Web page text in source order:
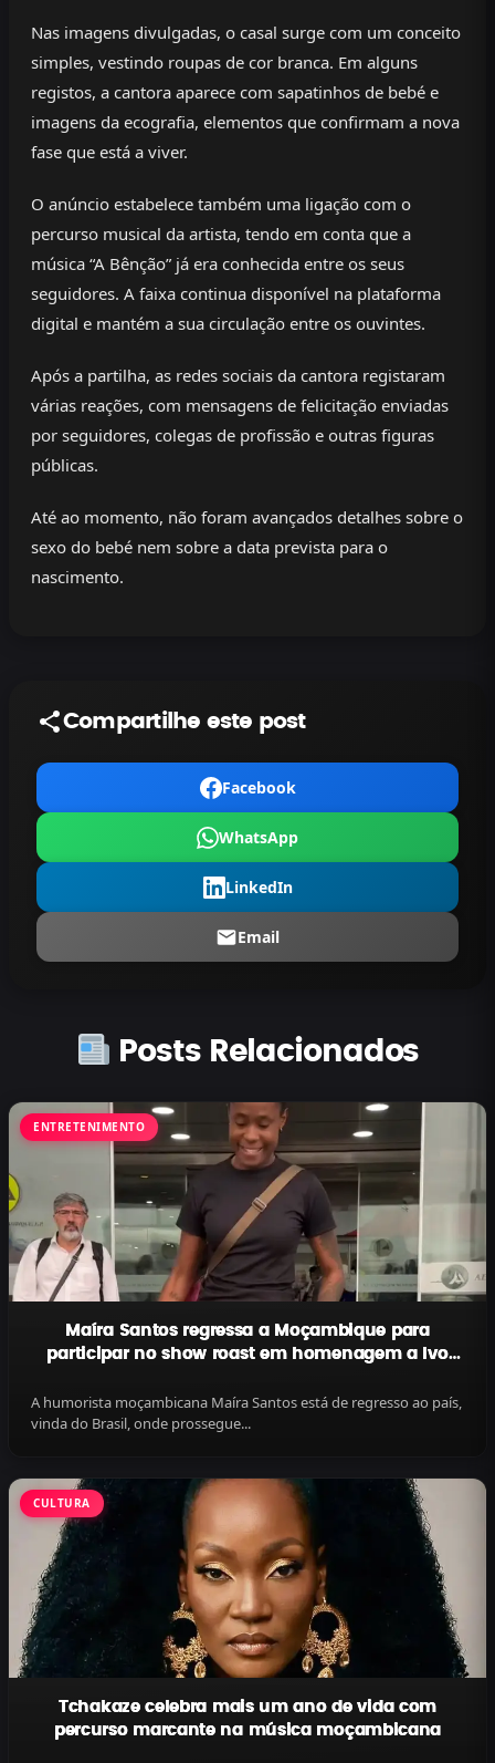
Nas imagens divulgadas, o casal surge com um conceito
simples, vestindo roupas de cor branca. Em alguns
registos, a cantora aparece com sapatinhos de bebé e
imagens da ecografia, elementos que confirmam a nova
fase que está a viver.
O anúncio estabelece também uma ligação com o
percurso musical da artista, tendo em conta que a
música “A Bênção” já era conhecida entre os seus
seguidores. A faixa continua disponível na plataforma
digital e mantém a sua circulação entre os ouvintes.
Após a partilha, as redes sociais da cantora registaram
várias reações, com mensagens de felicitação enviadas
por seguidores, colegas de profissão e outras figuras
públicas.
Até ao momento, não foram avançados detalhes sobre o
sexo do bebé nem sobre a data prevista para o
nascimento.
Compartilhe este post
Facebook
WhatsApp
LinkedIn
Email
Posts Relacionados
ENTRETENIMENTO
Maíra Santos regressa a Moçambique para
participar no show roast em homenagem a Ivo
A humorista moçambicana Maíra Santos está de regresso ao país,
vinda do Brasil, onde prossegue...
CULTURA
Tchakaze celebra mais um ano de vida com
percurso marcante na música moçambicana